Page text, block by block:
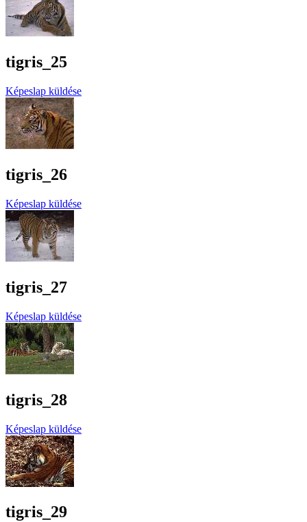
tigris_25
Képeslap küldése
tigris_26
Képeslap küldése
tigris_27
Képeslap küldése
tigris_28
Képeslap küldése
tigris_29